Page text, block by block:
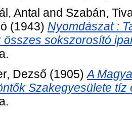
Antal and Szabán,
(1943) Nyomdászat :
összes sokszorosító
Dezső (1905)A
Szakegyesülete tíz